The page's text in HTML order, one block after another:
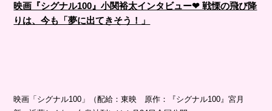
映画『シグナル100』小関裕太インタビュー❤︎ 戦慄の飛び降
りは、今も「夢に出てきそう！」
映画「シグナル100」（配給：東映 原作：『シグナル100』宮月